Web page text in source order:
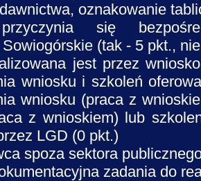
oznakowanie
się
(tak - 5 pkt.,
jest przez
wniosku i szkoleń
wniosku (praca z
z wnioskiem) lub
LGD (0 pkt.)
spoza sektora
zadania do